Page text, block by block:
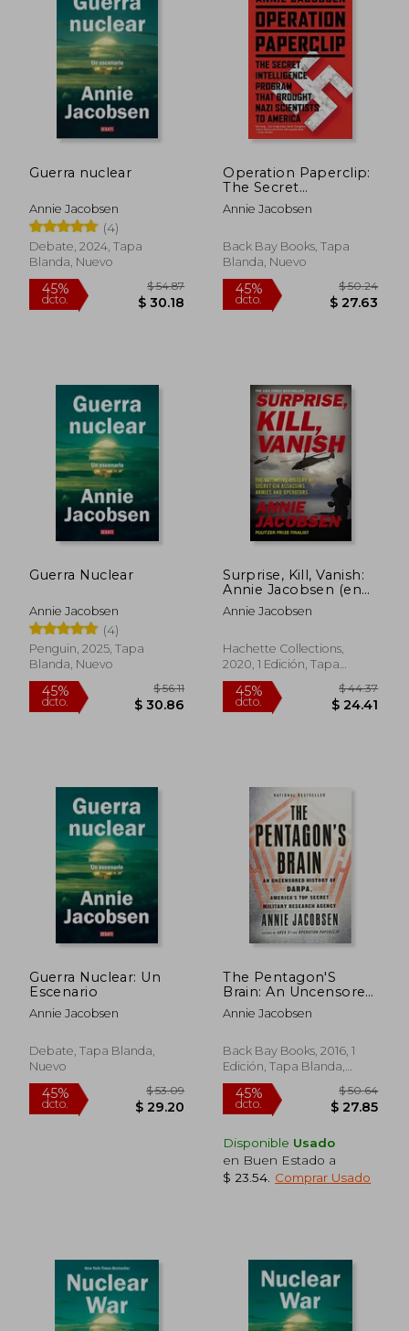
Guerra nuclear
Annie Jacobsen
(4)
Debate, 2024, Tapa
Blanda, Nuevo
45%
dcto.
Operation Paperclip:
The Secret
Intelligence Program
that Brought Nazi
(en Inglés)
Annie Jacobsen
Back Bay Books, Tapa
Blanda, Nuevo
45%
dcto.
Guerra Nuclear
Annie Jacobsen
(4)
Penguin, 2025, Tapa
Blanda, Nuevo
45%
dcto.
Surprise, Kill, Vanish:
Annie Jacobsen (en
Inglés)
Annie Jacobsen
Hachette Collections,
2020, 1 Edición, Tapa
Blanda, Nuevo
45%
dcto.
Guerra Nuclear: Un
Escenario
Annie Jacobsen
Debate, Tapa Blanda,
Nuevo
dcto. $ 29.20
The Pentagon'S
Brain: An Uncensored
History of Darpa,
America'S Top-Secret
Agency (en Inglés)
Annie Jacobsen
Back Bay Books, 2016, 1
Edición, Tapa Blanda,
Nuevo
45%
dcto.
Disponible Usado
en Buen Estado a
$ 23.54 Comprar Usado